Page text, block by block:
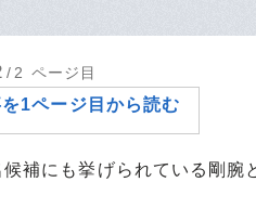
大躍進のベス
/2 ページ目
1ページ目から読む
補にも挙げられている剛腕